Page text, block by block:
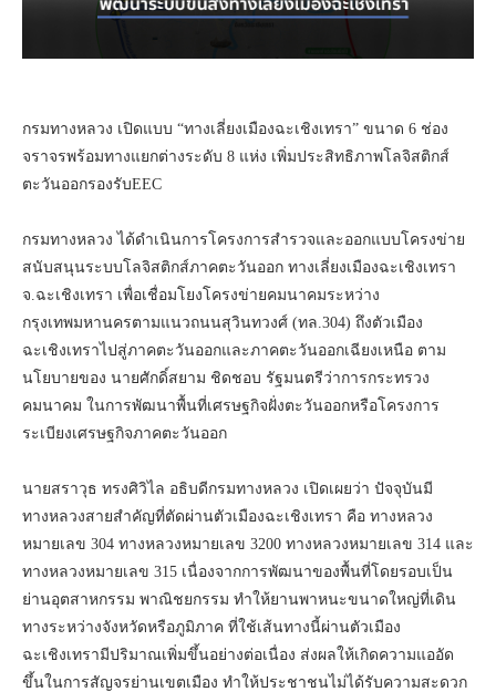
กรมทางหลวง เปิดแบบ “ทางเลี่ยงเมืองฉะเชิงเทรา” ขนาด 6 ช่อง
จราจรพร้อมทางแยกต่างระดับ 8 แห่ง เพิ่มประสิทธิภาพโลจิสติกส์
ตะวันออกรองรับEEC
กรมทางหลวง ได้ดำเนินการโครงการสำรวจและออกแบบโครงข่าย
สนับสนุนระบบโลจิสติกส์ภาคตะวันออก ทางเลี่ยงเมืองฉะเชิงเทรา
จ.ฉะเชิงเทรา เพื่อเชื่อมโยงโครงข่ายคมนาคมระหว่าง
กรุงเทพมหานครตามแนวถนนสุวินทวงศ์ (ทล.304) ถึงตัวเมือง
ฉะเชิงเทราไปสู่ภาคตะวันออกและภาคตะวันออกเฉียงเหนือ ตาม
นโยบายของ นายศักดิ์สยาม ชิดชอบ รัฐมนตรีว่าการกระทรวง
คมนาคม ในการพัฒนาพื้นที่เศรษฐกิจฝั่งตะวันออกหรือโครงการ
ระเบียงเศรษฐกิจภาคตะวันออก
นายสราวุธ ทรงศิวิไล อธิบดีกรมทางหลวง เปิดเผยว่า ปัจจุบันมี
ทางหลวงสายสำคัญที่ตัดผ่านตัวเมืองฉะเชิงเทรา คือ ทางหลวง
หมายเลข 304 ทางหลวงหมายเลข 3200 ทางหลวงหมายเลข 314 และ
ทางหลวงหมายเลข 315 เนื่องจากการพัฒนาของพื้นที่โดยรอบเป็น
ย่านอุตสาหกรรม พาณิชยกรรม ทำให้ยานพาหนะขนาดใหญ่ที่เดิน
ทางระหว่างจังหวัดหรือภูมิภาค ที่ใช้เส้นทางนี้ผ่านตัวเมือง
ฉะเชิงเทรามีปริมาณเพิ่มขึ้นอย่างต่อเนื่อง ส่งผลให้เกิดความแออัด
ขึ้นในการสัญจรย่านเขตเมือง ทำให้ประชาชนไม่ได้รับความสะดวก